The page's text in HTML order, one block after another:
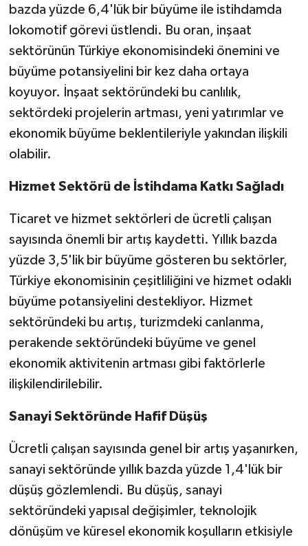
bazda yüzde 6,4'lük bir büyüme ile istihdamda
lokomotif görevi üstlendi. Bu oran, inşaat
sektörünün Türkiye ekonomisindeki önemini ve
büyüme potansiyelini bir kez daha ortaya
koyuyor. İnşaat sektöründeki bu canlılık,
sektördeki projelerin artması, yeni yatırımlar ve
ekonomik büyüme beklentileriyle yakından ilişkili
olabilir.
Hizmet Sektörü de İstihdama Katkı Sağladı
Ticaret ve hizmet sektörleri de ücretli çalışan
sayısında önemli bir artış kaydetti. Yıllık bazda
yüzde 3,5'lik bir büyüme gösteren bu sektörler,
Türkiye ekonomisinin çeşitliliğini ve hizmet odaklı
büyüme potansiyelini destekliyor. Hizmet
sektöründeki bu artış, turizmdeki canlanma,
perakende sektöründeki büyüme ve genel
ekonomik aktivitenin artması gibi faktörlerle
ilişkilendirilebilir.
Sanayi Sektöründe Hafif Düşüş
Ücretli çalışan sayısında genel bir artış yaşanırken,
sanayi sektöründe yıllık bazda yüzde 1,4'lük bir
düşüş gözlemlendi. Bu düşüş, sanayi
sektöründeki yapısal değişimler, teknolojik
dönüşüm ve küresel ekonomik koşulların etkisiyle